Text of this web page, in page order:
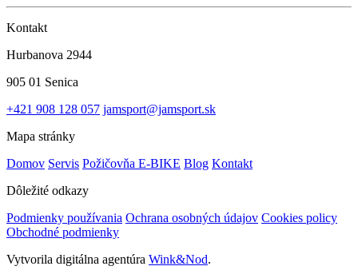
Kontakt
Hurbanova 2944
905 01 Senica
+421 908 128 057 jamsport@jamsport.sk
Mapa stránky
Domov Servis Požičovňa E-BIKE Blog Kontakt
Dôležité odkazy
Podmienky používania Ochrana osobných údajov Cookies policy
Obchodné podmienky
Vytvorila digitálna agentúra Wink&Nod.